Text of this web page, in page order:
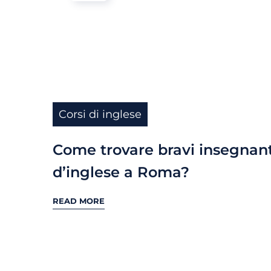
Corsi di inglese
Come trovare bravi
d’inglese a Roma?
READ MORE